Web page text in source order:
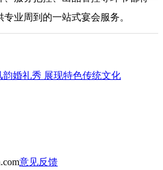
业周到的一站式宴会服务。
韵婚礼秀 展现特色传统文化
意见反馈